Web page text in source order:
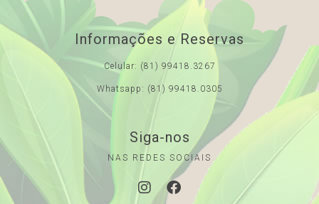
Informações e Reservas
Celular: (81) 99418.3267
Whatsapp: (81) 99418.0305
Siga-nos
NAS REDES SOCIAIS